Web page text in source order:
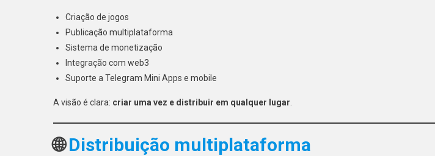
Criação de jogos
Publicação multiplataforma
Sistema de monetização
Integração com web3
Suporte a Telegram Mini Apps e mobile
A visão é clara: criar uma vez e distribuir em qualquer lugar
🌐Distribuição multiplataforma